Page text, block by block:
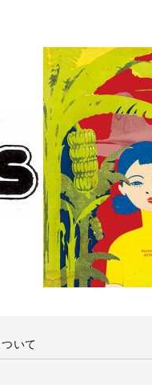
いて